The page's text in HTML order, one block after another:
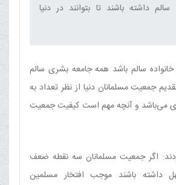
سالم داشته باشند تا بتوانند در دنیا
خانواده سالم باشد همه جامعه بشری سالم
جمعیت مسلمانان دنیا از نظر تعداد به
می‌باشد و آنچه مهم است کیفیت جمعیت
اگر جمعیت مسلمانان سه نقطه ضعف
داشته باشند موجب افتخار مسلمین